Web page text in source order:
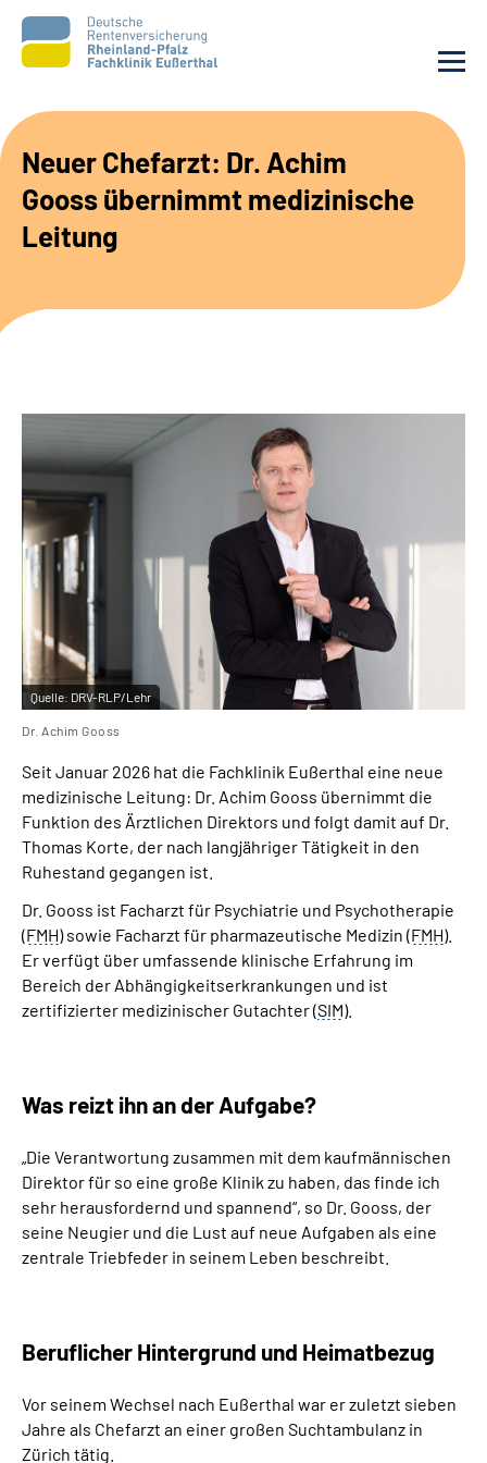
Unsere Angebote
Ihre Rehabilitation
Karriere
Suche
Leichte Sprache
Gebärdensprache
Neuer Chefarzt: Dr. Achim
Gooss übernimmt medizinische
Leitung
Quelle: DRV-RLP/Lehr
Dr. Achim Gooss
Seit Januar 2026 hat die Fachklinik Eußerthal eine neue
medizinische Leitung: Dr. Achim Gooss übernimmt die
Funktion des Ärztlichen Direktors und folgt damit auf Dr.
Thomas Korte, der nach langjähriger Tätigkeit in den
Ruhestand gegangen ist.
Dr. Gooss ist Facharzt für Psychiatrie und Psychotherapie
(FMH) sowie Facharzt für pharmazeutische Medizin (FMH).
Er verfügt über umfassende klinische Erfahrung im
Bereich der Abhängigkeitserkrankungen und ist
zertifizierter medizinischer Gutachter (SIM).
Was reizt ihn an der Aufgabe?
„Die Verantwortung zusammen mit dem kaufmännischen
Direktor für so eine große Klinik zu haben, das finde ich
sehr herausfordernd und spannend“, so Dr. Gooss, der
seine Neugier und die Lust auf neue Aufgaben als eine
zentrale Triebfeder in seinem Leben beschreibt.
Beruflicher Hintergrund und Heimatbezug
Vor seinem Wechsel nach Eußerthal war er zuletzt sieben
Jahre als Chefarzt an einer großen Suchtambulanz in
Zürich tätig.